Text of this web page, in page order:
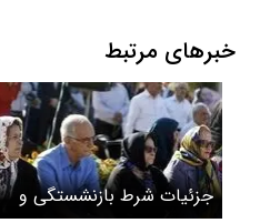
خبرهای مرتبط
جزئیات شرط بازنشستگی و